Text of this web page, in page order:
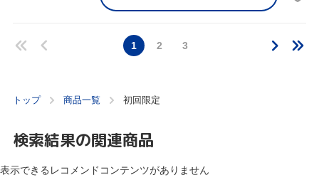
1 2 3
トップ 商品一覧 初回限定
検索結果の関連商品
表示できるレコメンドコンテンツがありません